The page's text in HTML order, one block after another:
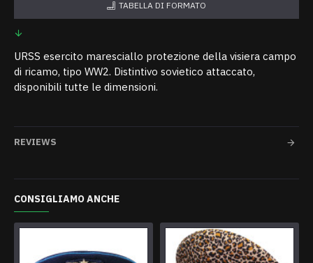
TABELLA DI FORMATO
URSS esercito maresciallo protezione della visiera campo
di ricamo, tipo WW2. Distintivo sovietico attaccato,
disponibili tutte le dimensioni.
REVIEWS
CONSIGLIAMO ANCHE